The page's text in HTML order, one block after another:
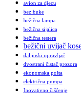
avion za djecu
bez buke
bežična lampa
bežična sijalica
bežična testera
bežični uvijač
daljinski upravljač
dvostrani čistač prozora
ekonomska pošta
električna pumpa
Inovativno čišćenje